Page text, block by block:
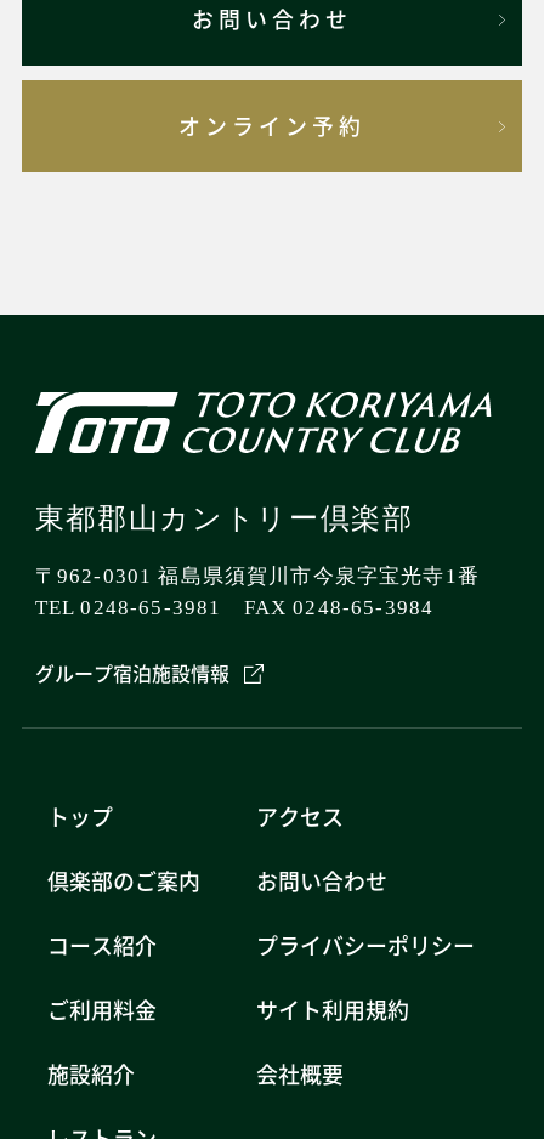
お問い合わせ
オンライン予約
東都郡山カントリー倶楽部
〒962-0301 福島県須賀川市今泉字宝光寺1番
TEL 0248-65-3981 FAX 0248-65-3984
グループ宿泊施設情報
トップ
アクセス
倶楽部のご案内
お問い合わせ
コース紹介
プライバシーポリシー
ご利用料金
サイト利用規約
施設紹介
会社概要